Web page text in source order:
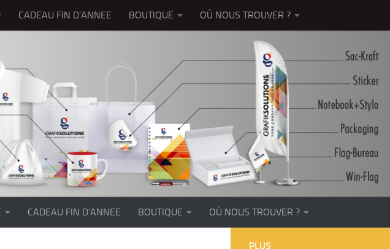
CADEAU FIN D’ANNEE BOUTIQUE OÙ NOUS TROUVER ?
CADEAU FIN D’ANNEE BOUTIQUE OÙ NOUS TROUVER ?
PLUS